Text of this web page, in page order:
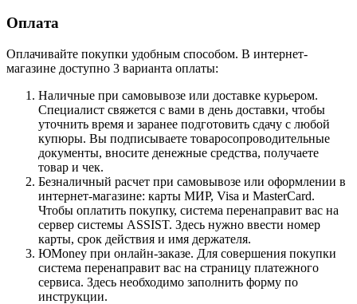
Оплата
Оплачивайте покупки удобным способом. В интернет-
магазине доступно 3 варианта оплаты:
Наличные при самовывозе или доставке курьером.
Специалист свяжется с вами в день доставки, чтобы
уточнить время и заранее подготовить сдачу с любой
купюры. Вы подписываете товаросопроводительные
документы, вносите денежные средства, получаете
товар и чек.
Безналичный расчет при самовывозе или оформлении в
интернет-магазине: карты МИР, Visa и MasterCard.
Чтобы оплатить покупку, система перенаправит вас на
сервер системы ASSIST. Здесь нужно ввести номер
карты, срок действия и имя держателя.
ЮMoney при онлайн-заказе. Для совершения покупки
система перенаправит вас на страницу платежного
сервиса. Здесь необходимо заполнить форму по
инструкции.